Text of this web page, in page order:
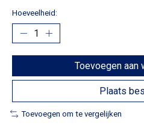
Hoeveelheid:
Toevoegen aan
Plaats
Toevoegen om te vergelijken